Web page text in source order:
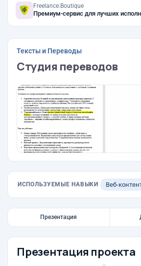
Freelance.Boutique
Премиум-сервис для лучших
Тексты и Переводы
Студия переводов
ИСПОЛЬЗУЕМЫЕ НАВЫКИ Веб-
Презентация
Презентация проекта